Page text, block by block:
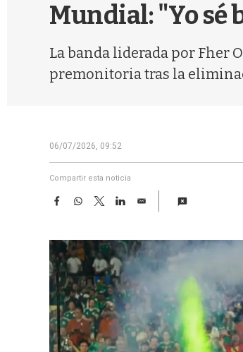
Mundial: "Yo sé
La banda liderada por Fher
premonitoria tras la
06/07/2026, 09:52
Compartir esta noticia
F
e
b
o
o
k
W
t
s
A
p
p
T
w
t
t
e
r
L
k
e
d
I
n
E
i